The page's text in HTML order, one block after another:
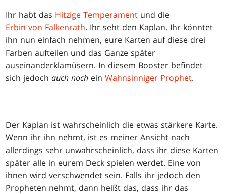
Ihr habt das Hitzige Temperament und die
Erbin von Falkenrath. Ihr seht den Kaplan. Ihr könntet
ihn nun einfach nehmen, eure Karten auf diese drei
Farben aufteilen und das Ganze später
auseinanderklamüsern. In diesem Booster befindet
sich jedochauch noch einWahnsinniger Prophet.
Der Kaplan ist wahrscheinlich die etwas stärkere Karte.
Wenn ihr ihn nehmt, ist es meiner Ansicht nach
allerdings sehr unwahrscheinlich, dass ihr diese Karten
später alle in eurem Deck spielen werdet. Eine von
ihnen wird verschwendet sein. Falls ihr jedoch den
Propheten nehmt, dann heißt das, dass ihr das